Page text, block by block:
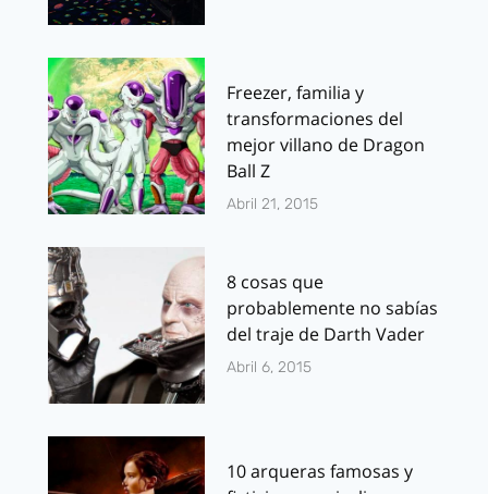
Freezer, familia y
transformaciones del
mejor villano de Dragon
Ball Z
Abril 21, 2015
8 cosas que
probablemente no sabías
del traje de Darth Vader
Abril 6, 2015
10 arqueras famosas y